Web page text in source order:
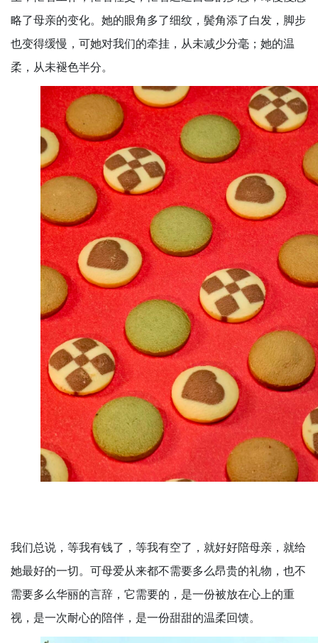
略了母亲的变化。她的眼角多了细纹，鬓角添了白发，脚步
也变得缓慢，可她对我们的牵挂，从未减少分毫；她的温
柔，从未褪色半分。
我们总说，等我有钱了，等我有空了，就好好陪母亲，就给
她最好的一切。可母爱从来都不需要多么昂贵的礼物，也不
需要多么华丽的言辞，它需要的，是一份被放在心上的重
视，是一次耐心的陪伴，是一份甜甜的温柔回馈。